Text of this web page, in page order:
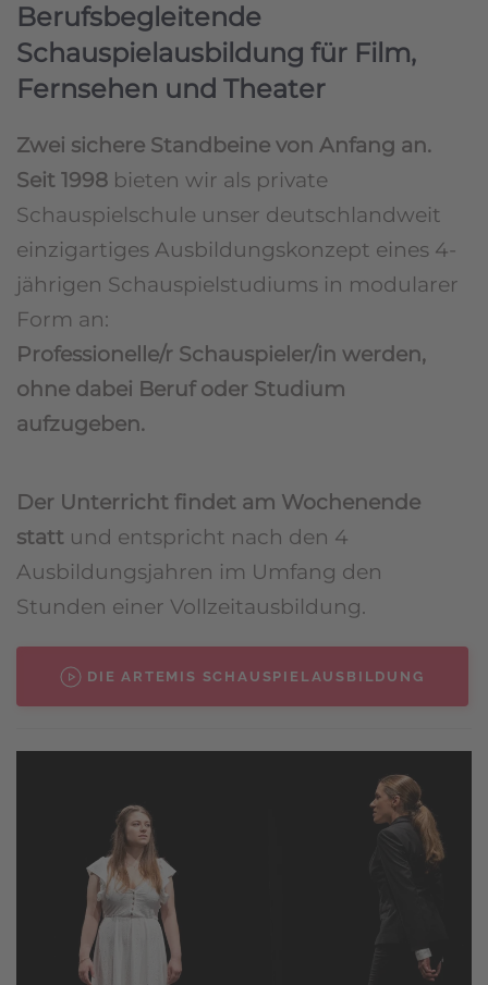
Berufsbegleitende
Schauspielausbildung für Film,
Fernsehen und Theater
Zwei sichere Standbeine von Anfang an.
Seit 1998 bieten wir als private
Schauspielschule unser deutschlandweit
einzigartiges Ausbildungskonzept eines 4-
jährigen Schauspielstudiums in modularer
Form an:
Professionelle/r Schauspieler/in werden,
ohne dabei Beruf oder Studium
aufzugeben.
Der Unterricht findet am Wochenende
statt und entspricht nach den 4
Ausbildungsjahren im Umfang den
Stunden einer Vollzeitausbildung.
DIE ARTEMIS SCHAUSPIELAUSBILDUNG